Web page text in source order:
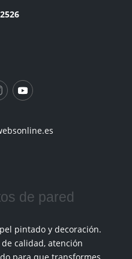
de pared
pintado y decoración.
calidad, atención